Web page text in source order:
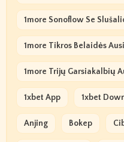
1more Sonoflow Se
1more Tikros Belaidės
1more Trijų Garsiakalbių
1xbet App 1xbet
Anjing Bokep